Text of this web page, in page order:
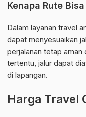
Kenapa Rute
Dalam layanan travel
dapat menyesuaikan
perjalanan tetap aman
tertentu, jalur dapat
di lapangan.
Harga Travel